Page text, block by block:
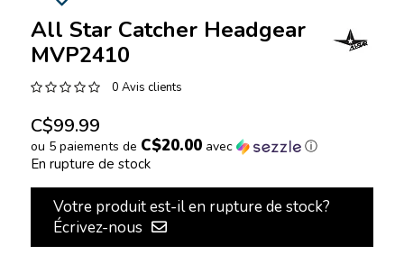
All Star Catcher Headgear
MVP2410
0 Avis clients
C$99.99
ou 5 paiements de C$20.00avec ⓘ
En rupture de stock
Votre produit est-il en rupture de stock?
Écrivez-nous